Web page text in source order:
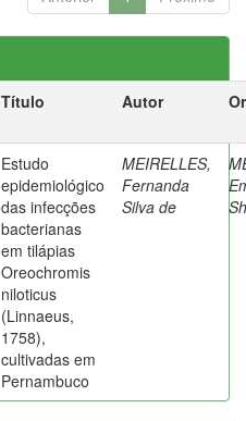
Título Autor
Estudo
epidemiológico
das infecções
bacterianas
em tilápias
Oreochromis
niloticus
(Linnaeus,
1758),
cultivadas em
Pernambuco
MEIRELLES,
Fernanda
Silva de